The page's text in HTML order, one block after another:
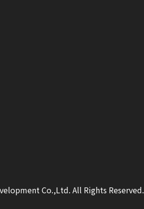
Co.,Ltd. All Rights Reserved.